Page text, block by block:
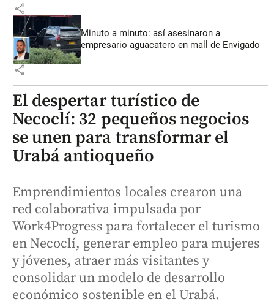
share
Minuto a minuto: así asesinaron a
empresario aguacatero en mall de Envigado
share
El despertar turístico de
Necoclí: 32 pequeños negocios
se unen para transformar el
Urabá antioqueño
Emprendimientos locales crearon una
red colaborativa impulsada por
Work4Progress para fortalecer el turismo
en Necoclí, generar empleo para mujeres
y jóvenes, atraer más visitantes y
consolidar un modelo de desarrollo
económico sostenible en el Urabá.